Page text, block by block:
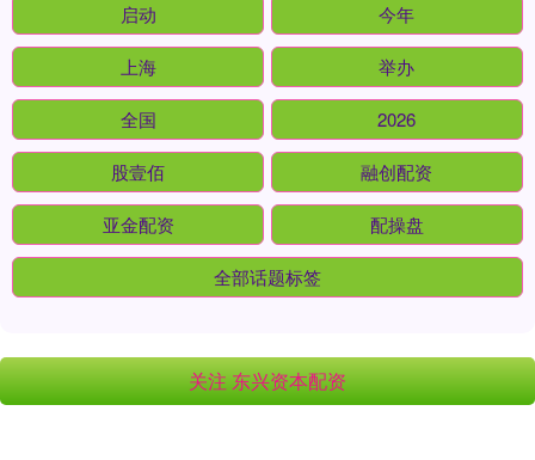
启动 今年
上海 举办
全国 2026
股壹佰 融创配资
亚金配资 配操盘
全部话题标签
关注 东兴资本配资